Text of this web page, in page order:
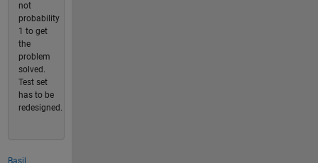
not
probability
1 to get
the
problem
solved.
Test set
has to be
redesigned.
Basil